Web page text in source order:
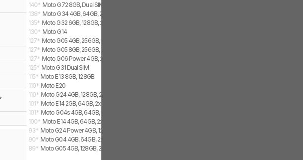
140* Moto G72 8GB, Dual SIM
138* Moto G34 4GB, 64GB, 2x SIM
135* Moto G32 6GB, 128GB, 2x SIM
130* Moto G14
127* Moto G05 4GB, 256GB, 2x SIM
127* Moto G05 8GB, 256GB, 2x SIM
127* Moto G06 Power 4GB, 256GB, 2x SIM
125* Moto G31 Dual SIM
115* Moto E13 8GB, 128GB
110* Moto E20
110* Moto G24 4GB, 128GB, 2x SIM
101* Moto E14 2GB, 64GB, 2x SIM
101* Moto G04s 4GB, 64GB, 2x SIM
100* Moto E14 4GB, 64GB, 2x SIM
93* Moto G24 Power 4GB, 128GB, 2x SIM
90* Moto G04 4GB, 64GB, 2x SIM
89* Moto G05 4GB, 128GB, 2x SIM